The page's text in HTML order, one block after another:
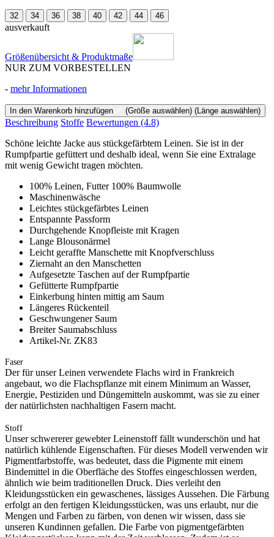
32 34 36 38 40 42 44 46
ausverkauft
Größenübersicht & Produktmaße
NUR ZUM VORBESTELLEN
- mehr Informationen
In den Warenkorb hinzufügen (Größe auswählen) (Länge auswählen)
Beschreibung Stoffe Bewertungen (4.8)
Schöne leichte Jacke aus stückgefärbtem Leinen. Sie ist in der
Rumpfpartie gefüttert und deshalb ideal, wenn Sie eine Extralage
mit wenig Gewicht tragen möchten.
100% Leinen, Futter 100% Baumwolle
Maschinenwäsche
Leichtes stückgefärbtes Leinen
Entspannte Passform
Durchgehende Knopfleiste mit Kragen
Lange Blousonärmel
Leicht geraffte Manschette mit Knopfverschluss
Ziernaht an den Manschetten
Aufgesetzte Taschen auf der Rumpfpartie
Gefütterte Rumpfpartie
Einkerbung hinten mittig am Saum
Längeres Rückenteil
Geschwungener Saum
Breiter Saumabschluss
Artikel-Nr. ZK83
Faser
Der für unser Leinen verwendete Flachs wird in Frankreich
angebaut, wo die Flachspflanze mit einem Minimum an Wasser,
Energie, Pestiziden und Düngemitteln auskommt, was sie zu einer
der natürlichsten nachhaltigen Fasern macht.
Stoff
Unser schwererer gewebter Leinenstoff fällt wunderschön und hat
natürlich kühlende Eigenschaften. Für dieses Modell verwenden wir
Pigmentfarbstoffe, was bedeutet, dass die Pigmente mit einem
Bindemittel in die Oberfläche des Stoffes eingeschlossen werden,
ähnlich wie beim traditionellen Druck. Dies verleiht den
Kleidungsstücken ein gewaschenes, lässiges Aussehen. Die Färbung
erfolgt an den fertigen Kleidungsstücken, was uns erlaubt, nur die
Mengen und Farben zu färben, von denen wir wissen, dass sie
unseren Kundinnen gefallen. Die Farbe von pigmentgefärbten